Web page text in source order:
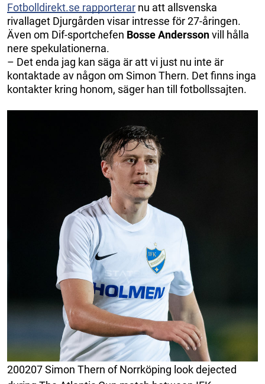
Fotbolldirekt.se rapporterar nu att allsvenska
rivallaget Djurgården visar intresse för 27-åringen.
Även om Dif-sportchefen Bosse Anderssonvill hålla
nere spekulationerna.
– Det enda jag kan säga är att vi just nu inte är
kontaktade av någon om Simon Thern. Det finns inga
kontakter kring honom, säger han till fotbollssajten.
200207 Simon Thern of Norrköping look dejected